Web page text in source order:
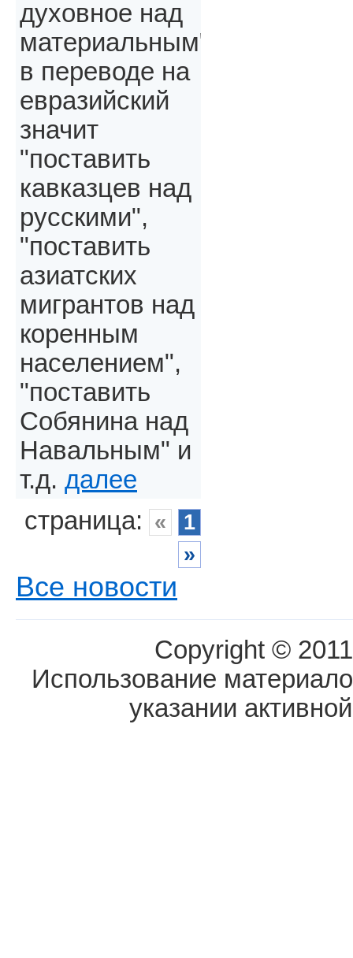
духовное над
материальным"
в переводе на
евразийский
значит
"поставить
кавказцев над
русскими",
"поставить
азиатских
мигрантов над
коренным
населением",
"поставить
Собянина над
Навальным" и
т.д. далее
страница: «
1
»
Все новости
Copyright ©
Использование
указании